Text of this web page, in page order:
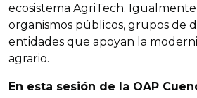
ecosistema AgriTech.
organismos públicos, grupos de
entidades que apoyan la
agrario.
En esta sesión de la OAP